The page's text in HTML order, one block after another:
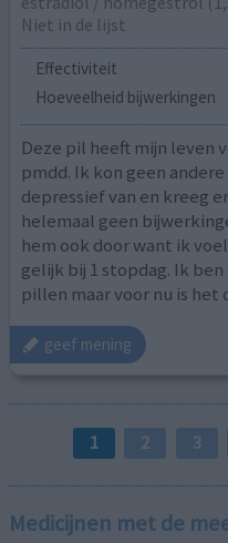
Niet in de lijst
Effectiviteit
Hoeveelheid bijwerkingen
Deze pil heeft mijn leven
pmdd. Ik kon geen
depressief van en kreeg
helemaal geen
hem ook door want ik
gelijk bij 1 stopdag. Ik
pillen maar voor nu is het
geef mening
1 2 3
Medicijnen met de